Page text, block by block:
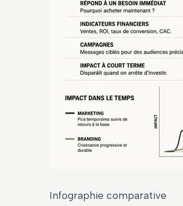
Infographie comparative